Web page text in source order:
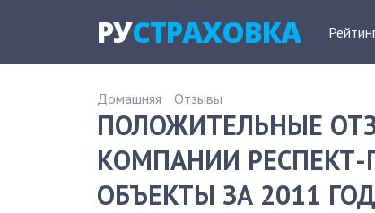
РУСТРАХОВКА
Домашняя Отзывы
ПОЛОЖИТЕЛЬНЫЕ
КОМПАНИИ
ОБЪЕКТЫ ЗА 2011 ГОД